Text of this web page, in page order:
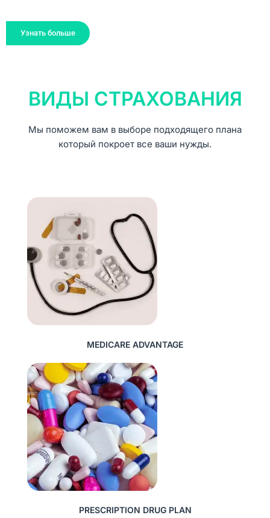
Узнать больше
ВИДЫ СТРАХОВАНИЯ
Мы поможем вам в выборе подходящего плана
который покроет все ваши нужды.
MEDICARE ADVANTAGE
PRESCRIPTION DRUG PLAN